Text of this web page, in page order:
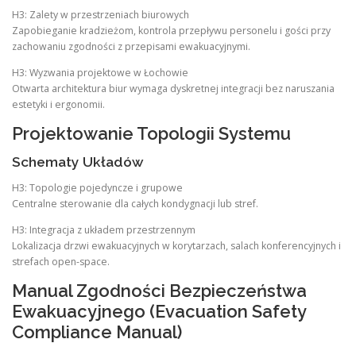
H3: Zalety w przestrzeniach biurowych
Zapobieganie kradzieżom, kontrola przepływu personelu i gości przy
zachowaniu zgodności z przepisami ewakuacyjnymi.
H3: Wyzwania projektowe w Łochowie
Otwarta architektura biur wymaga dyskretnej integracji bez naruszania
estetyki i ergonomii.
Projektowanie Topologii Systemu
Schematy Układów
H3: Topologie pojedyncze i grupowe
Centralne sterowanie dla całych kondygnacji lub stref.
H3: Integracja z układem przestrzennym
Lokalizacja drzwi ewakuacyjnych w korytarzach, salach konferencyjnych i
strefach open-space.
Manual Zgodności Bezpieczeństwa
Ewakuacyjnego (Evacuation Safety
Compliance Manual)